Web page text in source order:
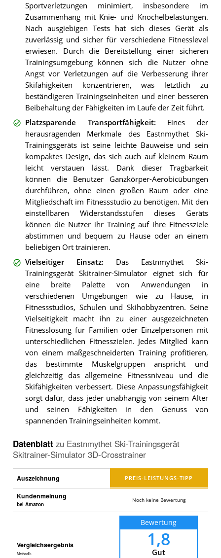
Sportverletzungen minimiert, insbesondere im
Zusammenhang mit Knie- und Knöchelbelastungen.
Nach ausgiebigen Tests hat sich dieses Gerät als
zuverlässig und sicher für verschiedene Fitnesslevel
erwiesen. Durch die Bereitstellung einer sicheren
Trainingsumgebung können sich die Nutzer ohne
Angst vor Verletzungen auf die Verbesserung ihrer
Skifähigkeiten konzentrieren, was letztlich zu
beständigeren Trainingseinheiten und einer besseren
Beibehaltung der Fähigkeiten im Laufe der Zeit führt.
Platzsparende Transportfähigkeit: Eines der
herausragenden Merkmale des Eastnmythet Ski-
Trainingsgeräts ist seine leichte Bauweise und sein
kompaktes Design, das sich auch auf kleinem Raum
leicht verstauen lässt. Dank dieser Tragbarkeit
können die Benutzer Ganzkörper-Aerobicübungen
durchführen, ohne einen großen Raum oder eine
Mitgliedschaft im Fitnessstudio zu benötigen. Mit den
einstellbaren Widerstandsstufen dieses Geräts
können die Nutzer ihr Training auf ihre Fitnessziele
abstimmen und bequem zu Hause oder an einem
beliebigen Ort trainieren.
Vielseitiger Einsatz: Das Eastnmythet Ski-
Trainingsgerät Skitrainer-Simulator eignet sich für
eine breite Palette von Anwendungen in
verschiedenen Umgebungen wie zu Hause, in
Fitnessstudios, Schulen und Skihobbyzentren. Seine
Vielseitigkeit macht ihn zu einer ausgezeichneten
Fitnesslösung für Familien oder Einzelpersonen mit
unterschiedlichen Fitnesszielen. Jedes Mitglied kann
von einem maßgeschneiderten Training profitieren,
das bestimmte Muskelgruppen anspricht und
gleichzeitig das allgemeine Fitnessniveau und die
Skifähigkeiten verbessert. Diese Anpassungsfähigkeit
sorgt dafür, dass jeder unabhängig von seinem Alter
und seinen Fähigkeiten in den Genuss von
spannenden Trainingseinheiten kommt.
Datenblatt zu Eastnmythet Ski-Trainingsgerät
Skitrainer-Simulator 3D-Crosstrainer
Auszeichnung
Kundenmeinung
bei Amazon
Noch keine Bewertung
Vergleichsergebnis
Methodik
Bewertung
1,8
Gut